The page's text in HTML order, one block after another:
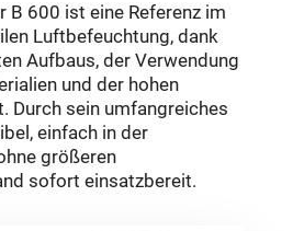
B 600 ist eine Referenz im
Luftbefeuchtung, dank
Aufbaus, der Verwendung
und der hohen
Durch sein umfangreiches
einfach in der
größeren
sofort einsatzbereit.